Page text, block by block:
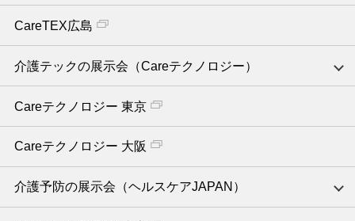
CareTEX広島
介護テックの展示会（Careテクノロジー）
Careテクノロジー 東京
Careテクノロジー 大阪
介護予防の展示会（ヘルスケアJAPAN）